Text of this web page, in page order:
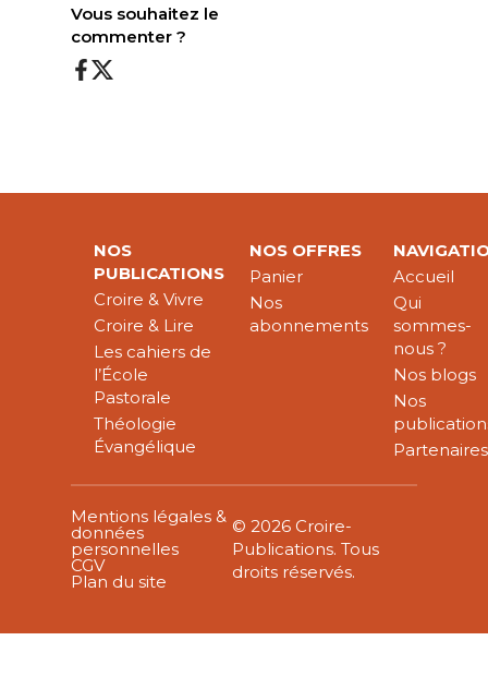
Vous souhaitez le
commenter ?
NOS
PUBLICATIONS
Croire & Vivre
Croire & Lire
Les cahiers de
l’École
Pastorale
Théologie
Évangélique
NOS OFFRES
Panier
Nos
abonnements
Accueil
Qui
sommes-
nous ?
Nos blogs
Nos
Partenaires
Mentions légales &
données
personnelles
CGV
Plan du site
© 2026 Croire-
Publications. Tous
droits réservés.